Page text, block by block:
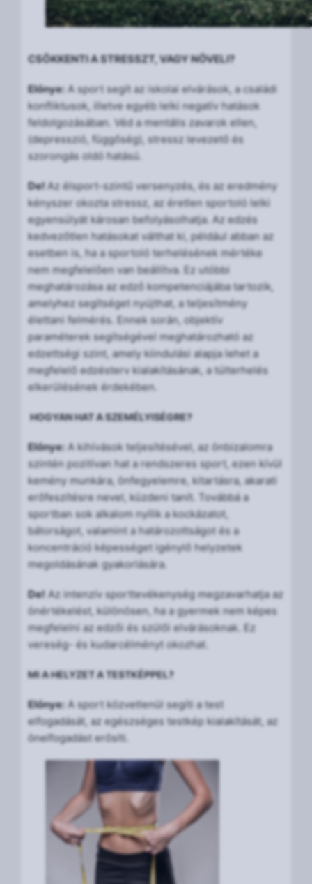
CSÖKKENTI A STRESSZT, VAGY NÖVELI?
Előnye: A sport segít az iskolai elvárások, a családi
konfliktusok, illetve egyéb lelki negatív hatások
feldolgozásában. Véd a mentális zavarok ellen,
(depresszió, függőség), stressz levezető és
szorongás oldó hatású.
De! Az élsport-szintű versenyzés, és az eredmény
kényszer okozta stressz, az éretlen sportoló lelki
egyensúlyát károsan befolyásolhatja. Az edzés
kedvezőtlen hatásokat válthat ki, például abban az
esetben is, ha a sportoló terhelésének mértéke
nem megfelelően van beállítva. Ez utóbbi
meghatározása az edző kompetenciájába tartozik,
amelyhez segítséget nyújthat, a teljesítmény
élettani felmérés. Ennek során, objektív
paraméterek segítségével meghatározható az
edzettségi szint, amely kiindulási alapja lehet a
megfelelő edzésterv kialakításának, a túlterhelés
elkerülésének érdekében.
HOGYAN HAT A SZEMÉLYISÉGRE?
Előnye: A kihívások teljesítésével, az önbizalomra
szintén pozitívan hat a rendszeres sport, ezen kívül
kemény munkára, önfegyelemre, kitartásra, akarati
erőfeszítésre nevel, küzdeni tanít. Továbbá a
sportban sok alkalom nyílik a kockázatot,
bátorságot, valamint a határozottságot és a
koncentráció képességet igénylő helyzetek
megoldásának gyakorlására.
De! Az intenzív sporttevékenység megzavarhatja az
önértékelést, különösen, ha a gyermek nem képes
megfelelni az edzői és szülői elvárásoknak. Ez
vereség- és kudarcélményt okozhat.
MI A HELYZET A TESTKÉPPEL?
Előnye: A sport közvetlenül segíti a test
elfogadását, az egészséges testkép kialakítását, az
önelfogadást erősíti.